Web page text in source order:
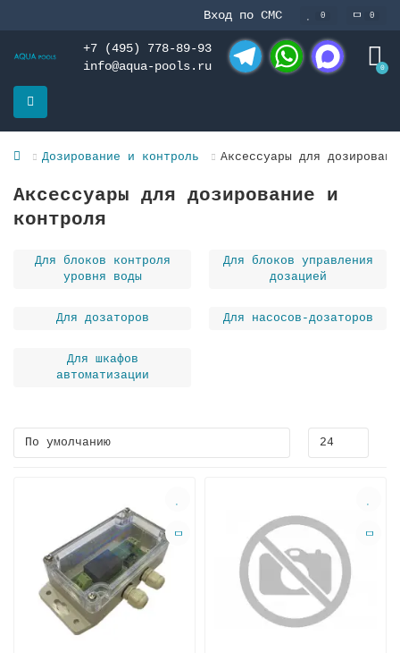
Вход по СМС 0 0
+7 (495) 778-89-93
info@aqua-pools.ru
0
Дозирование и контроль Аксессуары для
Аксессуары для дозирование и
контроля
Для блоков контроля
уровня воды
Для блоков управления
дозацией
Для дозаторов Для насосов-дозаторов
Для шкафов
автоматизации